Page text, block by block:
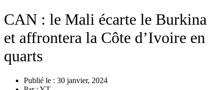
CAN : le Mali écarte le Burkina
et affrontera la Côte d’Ivoire en
quarts
Publié le : 30 janvier, 2024